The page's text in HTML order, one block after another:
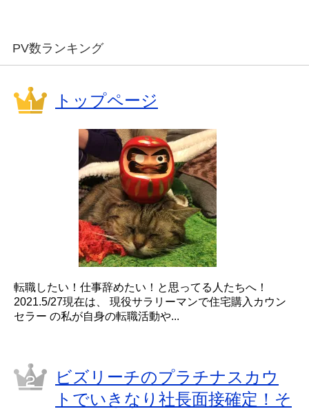
PV数ランキング
トップページ
転職したい！仕事辞めたい！と思ってる人たちへ！
2021.5/27現在は、 現役サラリーマンで住宅購入カウン
セラー の私が自身の転職活動や...
ビズリーチのプラチナスカウ
トでいきなり社長面接確定！そ